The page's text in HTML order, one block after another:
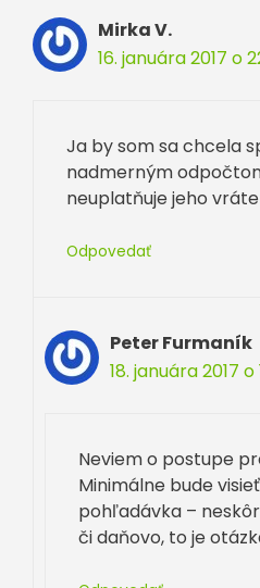
Mirka V.
16. januára 2017 o
Ja by som sa chcela
nadmerným
neuplatňuje jeho
Odpovedať
Peter Furmaník
18. januára 2017 o
Neviem o postupe
Minimálne bude
pohľadávka –
či daňovo, to je